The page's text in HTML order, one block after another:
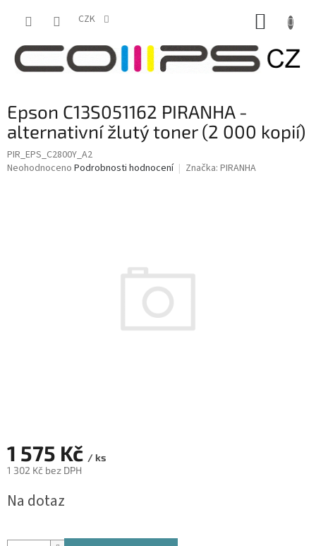
CZK
Epson C13S051162 PIRANHA -
alternativní žlutý toner (2 000 kopií)
PIR_EPS_C2800Y_A2
Průměrné
Neohodnoceno Podrobnosti hodnocení Značka: PIRANHA
1 575 Kč / ks
1 302 Kč bez DPH
cena:
Na dotaz